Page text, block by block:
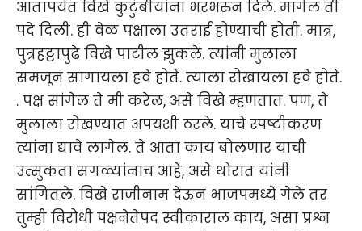
आतापर्यंत विखे कुटुंबीयांना भरभरुन दिले. मागेल ती
पदे दिली. ही वेळ पक्षाला उतराई होण्याची होती. मात्र,
पुत्रहट्टापुढे विखे पाटील झुकले. त्यांनी मुलाला
समजून सांगायला हवे होते. त्याला रोखायला हवे होते.
. पक्ष सांगेल ते मी करेल, असे विखे म्हणतात. पण, ते
मुलाला रोखण्यात अपयशी ठरले. याचे स्पष्टीकरण
त्यांना द्यावे लागेल. ते आता काय बोलणार याची
उत्सुकता सगळ्यांनाच आहे, असे थोरात यांनी
सांगितले. विखे राजीनाम देऊन भाजपमध्ये गेले तर
तुम्ही विरोधी पक्षनेतेपद स्वीकाराल काय, असा प्रश्न